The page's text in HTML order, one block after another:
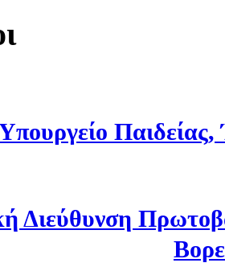
Διεύθυνση